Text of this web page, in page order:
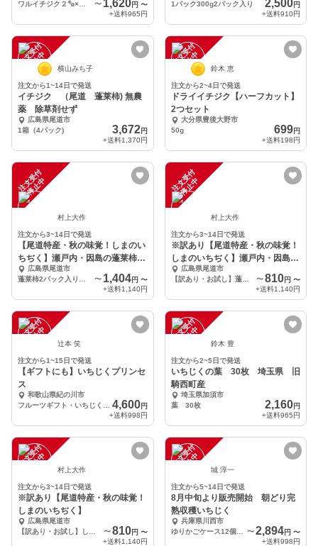
〜 1,620円 〜
+送料965円
1パック300g2パック入り 2,500円
+送料910円
注
文
受
付
停
止
中 横山みち子
注文から1~14日で発送
イチジク （尾道 蓬莱柿) 無農
薬 除草剤せず
広島県尾道市
1箱（4パック)
3,672円
+送料1,370円
注
文
受
付
停
止
中 鈴木 恵
注文から2~4日で発送
ドライイチジク【ハーフカット】
2つセット
大分県豊後大野市
50g
699円
+送料198円
注
文
受
付
停
止
中
村上大作
注文から3~14日で発送
【尾道特産・秋の味覚！しまのい
ちぢく】瀬戸内・因島の蓬莱柿
（ほうらいし）
広島県尾道市
〜 1,404円 〜
+送料1,140円
注
文
受
付
停
止
中
村上大作
注文から3~14日で発送
※訳あり【尾道特産・秋の味覚！
しまのいちぢく】瀬戸内・因島の
蓬莱柿（ほうらいし）
広島県尾道市
【訳あり・お試し】蓬莱柿2パック入り（1パック概ね4〜6個・300g程度）
〜810円 〜
+送料1,140円
注
文
受
付
停
止
中 辻本 笑
注文から1~15日で発送
【ギフトにも】いちじくプリンセ
ス
和歌山県紀の川市
4,600円
+送料998円
注
文
受
付
停
止
中 鈴木 豊
注文から2~5日で発送
いちじくの葉 30枚 埼玉県 旧
騎西町産
埼玉県加須市
葉 30枚
2,160円
+送料965円
注
文
受
付
停
止
中 村上大作
注文から3~14日で発送
※訳あり【尾道特産・秋の味覚！
しまのいちぢく】
広島県尾道市
〜 810円 〜
+送料1,140円
注
文
受
付
停
止
中 城 淳一
注文から5~14日で発送
8月中旬より販売開始 朝どり完
熟収穫いちじく
兵庫県川西市
〜2,894円 〜
+送料998円